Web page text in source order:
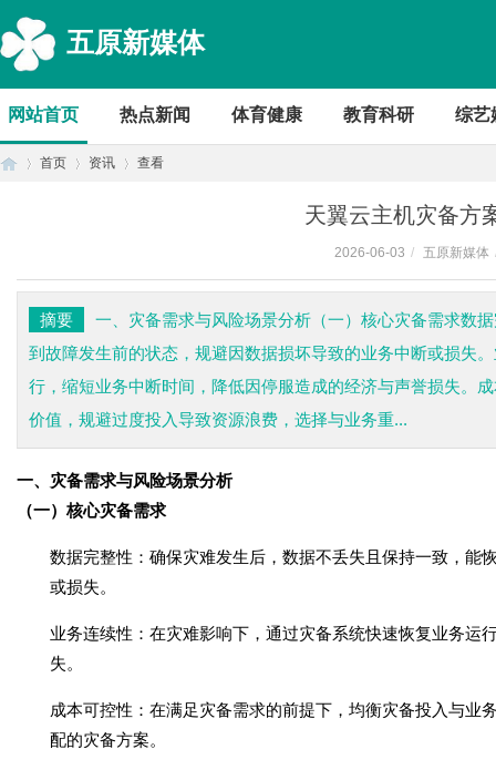
五原新媒体
网站首页 热点新闻 体育健康 教育科研 综艺
首页 资讯 查看
天翼云主机灾备方
2026-06-03 / 五原新媒体
摘要
一、灾备需求与风险场景分析（一）核心灾备需求数
到故障发生前的状态，规避因数据损坏导致的业务中断或损失
行，缩短业务中断时间，降低因停服造成的经济与声誉损失。
价值，规避过度投入导致资源浪费，选择与业务重...
一、灾备需求与风险场景分析
（一）核心灾备需求
数据完整性 ：确保灾难发生后，数据不丢失且保持一致，
或损失。
业务连续性 ：在灾难影响下，通过灾备系统快速恢复业务
失。
成本可控性 ：在满足灾备需求的前提下，均衡灾备投入与
配的灾备方案。